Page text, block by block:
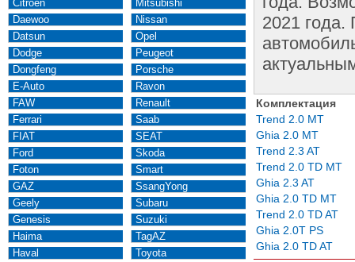
Citroen
Daewoo
Datsun
Dodge
Dongfeng
E-Auto
FAW
Ferrari
FIAT
Ford
Foton
GAZ
Geely
Genesis
Haima
Haval
Mitsubishi
Nissan
Opel
Peugeot
Porsche
Ravon
Renault
Saab
SEAT
Skoda
Smart
SsangYong
Subaru
Suzuki
TagAZ
Toyota
2021 года.
Комплектация
Trend 2.0 MT
Ghia 2.0 MT
Trend 2.3 AT
Trend 2.0 TD MT
Ghia 2.3 AT
Ghia 2.0 TD MT
Trend 2.0 TD AT
Ghia 2.0T PS
Ghia 2.0 TD AT